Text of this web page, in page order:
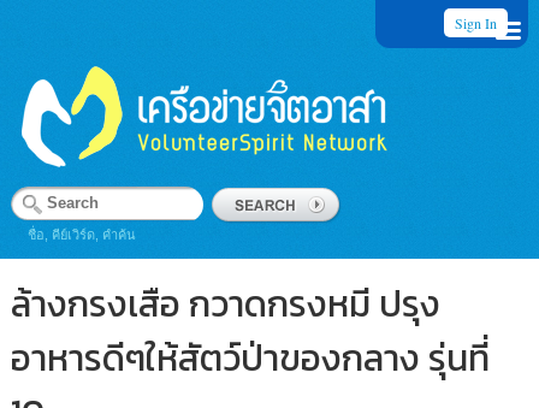
Sign In
ชื่อ, คีย์เวิร์ด, คำค้น
ล้างกรงเสือ กวาดกรงหมี ปรุง
อาหารดีๆให้สัตว์ป่าของกลาง รุ่นที่